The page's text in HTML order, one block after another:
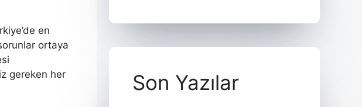
en
ortaya
gereken her
Son Yazılar